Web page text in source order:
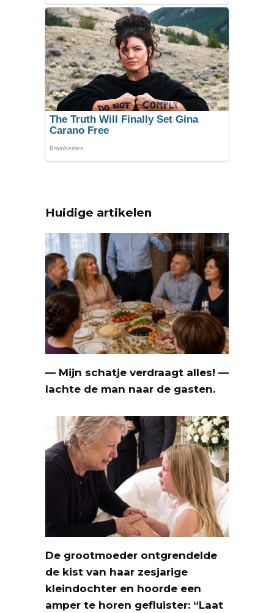
Huidige artikelen
— Mijn schatje verdraagt alles! —
lachte de man naar de gasten.
De grootmoeder ontgrendelde
de kist van haar zesjarige
kleindochter en hoorde een
amper te horen gefluister: “Laat